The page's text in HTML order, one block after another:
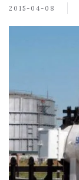
2015-04-08